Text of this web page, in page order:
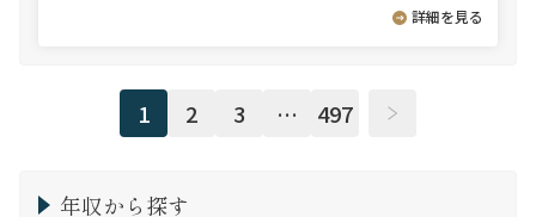
詳細を見る
1 2 3 … 497
年収から探す